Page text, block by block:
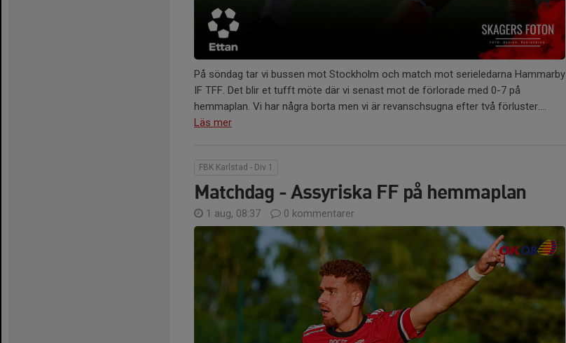
På söndag tar vi bussen mot Stockholm och match mot serieledarna Hammarby
IF TFF. Det blir et tufft möte där vi senast mot de förlorade med 0-7 på
hemmaplan. Vi har några borta men vi är revanschsugna efter två förluster....
Läs mer
FBK Karlstad - Div 1
Matchdag - Assyriska FF på hemmaplan
1 aug, 08:37 0 kommentarer